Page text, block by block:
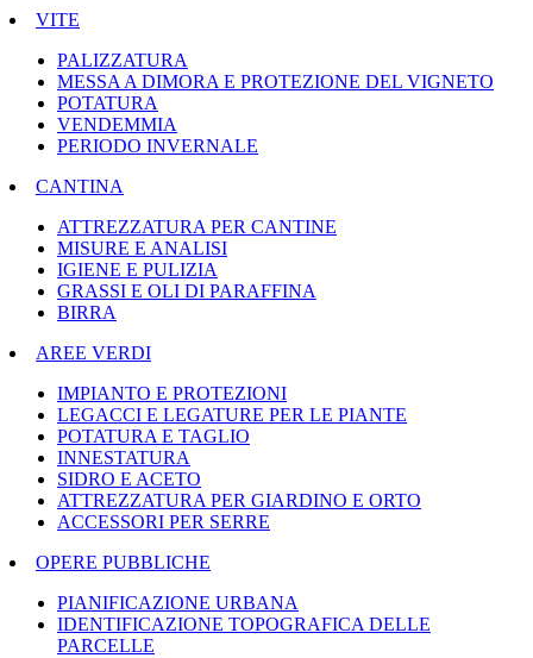
VITE
PALIZZATURA
MESSA A DIMORA E PROTEZIONE DEL VIGNETO
POTATURA
VENDEMMIA
PERIODO INVERNALE
CANTINA
ATTREZZATURA PER CANTINE
MISURE E ANALISI
IGIENE E PULIZIA
GRASSI E OLI DI PARAFFINA
BIRRA
AREE VERDI
IMPIANTO E PROTEZIONI
LEGACCI E LEGATURE PER LE PIANTE
POTATURA E TAGLIO
INNESTATURA
SIDRO E ACETO
ATTREZZATURA PER GIARDINO E ORTO
ACCESSORI PER SERRE
OPERE PUBBLICHE
PIANIFICAZIONE URBANA
IDENTIFICAZIONE TOPOGRAFICA DELLE
PARCELLE